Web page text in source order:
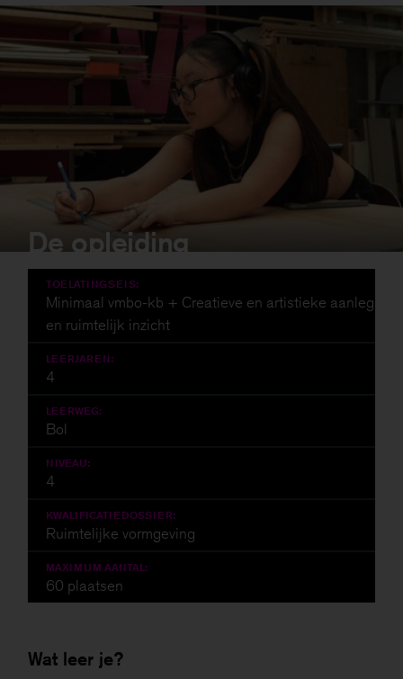
De opleiding
TOELATINGSEIS:
Minimaal vmbo-kb + Creatieve en artistieke aanleg
en ruimtelijk inzicht
LEERJAREN:
4
LEERWEG:
Bol
NIVEAU:
4
KWALIFICATIEDOSSIER:
Ruimtelijke vormgeving
MAXIMUM AANTAL:
60 plaatsen
Wat leer je?